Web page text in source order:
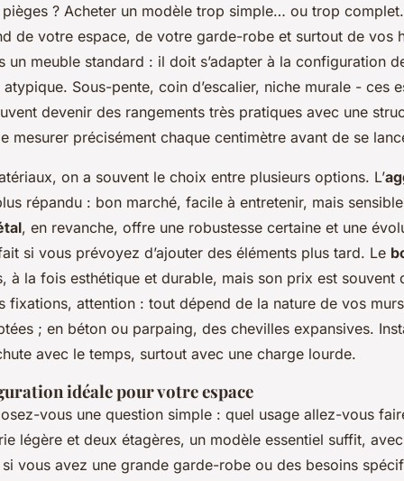
pièges ? Acheter un modèle trop simple… ou trop
de votre espace, de votre garde-robe et surtout de vos
un meuble standard : il doit s’adapter à la configuration
Sous-pente, coin d’escalier, niche murale - ces
devenir des rangements très pratiques avec une
mesurer précisément chaque centimètre avant de se
on a souvent le choix entre plusieurs options. L’
répandu : bon marché, facile à entretenir, mais sensible
, en revanche, offre une robustesse certaine et une
si vous prévoyez d’ajouter des éléments plus tard. Le
à la fois esthétique et durable, mais son prix est souvent
fixations, attention : tout dépend de la nature de vos
; en béton ou parpaing, des chevilles expansives.
avec le temps, surtout avec une charge lourde.
idéale pour votre espace
vous une question simple : quel usage allez-vous
légère et deux étagères, un modèle essentiel suffit,
vous avez une grande garde-robe ou des besoins